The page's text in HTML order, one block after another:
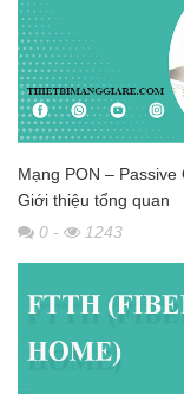
Mạng PON –
Giới thiệu tổng quan
0 - 1243